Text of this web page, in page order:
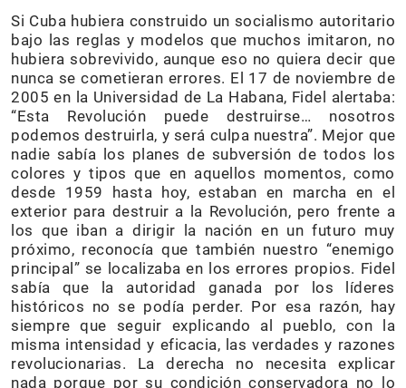
Si Cuba hubiera construido un socialismo autoritario
bajo las reglas y modelos que muchos imitaron, no
hubiera sobrevivido, aunque eso no quiera decir que
nunca se cometieran errores. El 17 de noviembre de
2005 en la Universidad de La Habana, Fidel alertaba:
“Esta Revolución puede destruirse… nosotros
podemos destruirla, y será culpa nuestra”. Mejor que
nadie sabía los planes de subversión de todos los
colores y tipos que en aquellos momentos, como
desde 1959 hasta hoy, estaban en marcha en el
exterior para destruir a la Revolución, pero frente a
los que iban a dirigir la nación en un futuro muy
próximo, reconocía que también nuestro “enemigo
principal” se localizaba en los errores propios. Fidel
sabía que la autoridad ganada por los líderes
históricos no se podía perder. Por esa razón, hay
siempre que seguir explicando al pueblo, con la
misma intensidad y eficacia, las verdades y razones
revolucionarias. La derecha no necesita explicar
nada porque por su condición conservadora no lo